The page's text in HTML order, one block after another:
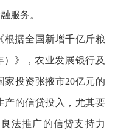
服务。
根据全国新增千亿斤粮
）》，农业发展银行及
投资张掖市20亿元的
产的信贷投入，尤其要
法推广的信贷支持力